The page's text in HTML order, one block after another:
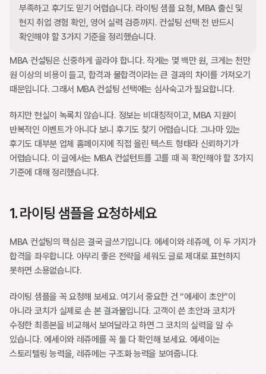
부족하고 후기도 믿기 어렵습니다. 라이팅 샘플 요청, MBA 출신 및
현지 취업 경험 확인, 영어 실력 검증까지. 컨설팅 선택 전 반드시
확인해야 할 3가지 기준을 정리했습니다.
MBA 컨설팅은 신중하게 골라야 합니다. 작게는 몇 백만 원, 크게는 천만
원 이상의 비용이 들고, 합격과 불합격이라는 큰 결과의 차이를 가져오기
때문입니다. 그래서 MBA 컨설팅 선택에는 심사숙고가 필요합니다.
하지만 현실이 녹록치 않습니다. 정보는 비대칭적이고, MBA 지원이
반복적인 이벤트가 아니다 보니 후기도 찾기 어렵습니다. 그나마 있는
후기도 대부분 업체 홈페이지에 직접 올린 텍스트 형태라 신뢰하기가
어렵습니다. 이 글에서는 MBA 컨설턴트를 고를 때 꼭 확인해야 할 3가지
기준에 대해 정리했습니다.
1. 라이팅 샘플을 요청하세요
MBA 컨설팅의 핵심은 결국 글쓰기입니다. 에세이와 레쥬메, 이 두 가지가
합격을 좌우합니다. 아무리 좋은 전략을 세워도 글로 제대로 표현하지
못하면 소용없습니다.
라이팅 샘플을 꼭 요청해 보세요. 여기서 중요한 건 “에세이 초안”이
아니라 코치가 실제로 손 본 결과물입니다. 고객이 쓴 초안과 코치가
수정한 최종본을 비교해서 보여달라고 하면 그 코치의 실력을 알 수
있습니다. 에세이와 레쥬메를 꼭 둘 다 확인해 보세요. 에세이는
스토리텔링 능력을, 레쥬메는 구조화 능력을 보여줍니다.